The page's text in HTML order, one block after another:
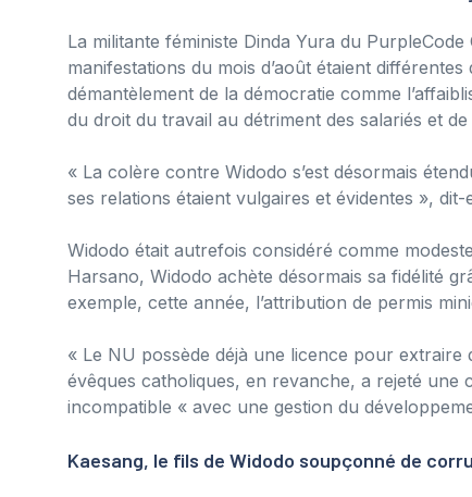
La militante féministe Dinda Yura du
manifestations du mois d’août étaient
démantèlement de la démocratie comme
du droit du travail au détriment des salariés et de
« La colère contre Widodo s’est désormais
ses relations étaient vulgaires et évidentes », dit-
Widodo était autrefois considéré comme
Harsano, Widodo achète désormais sa fidélité
exemple, cette année, l’attribution de permis
« Le NU possède déjà une licence pour
évêques catholiques, en revanche, a rejeté une
incompatible « avec une gestion du
Kaesang, le fils de Widodo soupçonné de